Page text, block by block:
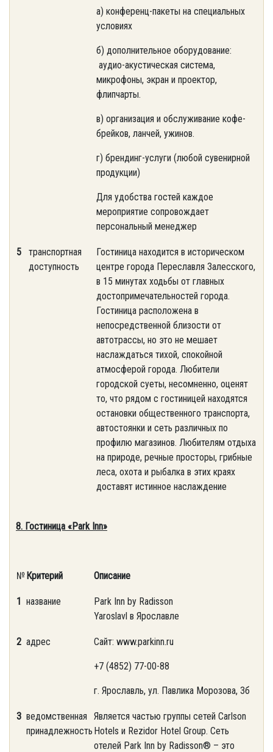
а) конференц-пакеты на специальных
условиях
б) дополнительное оборудование:
аудио-акустическая система,
микрофоны, экран и проектор,
флипчарты.
в) организация и обслуживание кофе-
брейков, ланчей, ужинов.
г) брендинг-услуги (любой сувенирной
продукции)
Для удобства гостей каждое
мероприятие сопровождает
персональный менеджер
5
транспортная
доступность
Гостиница находится в историческом
центре города Переславля Залесского,
в 15 минутах ходьбы от главных
достопримечательностей города.
Гостиница расположена в
непосредственной близости от
автотрассы, но это не мешает
наслаждаться тихой, спокойной
атмосферой города. Любители
городской суеты, несомненно, оценят
то, что рядом с гостиницей находятся
остановки общественного транспорта,
автостоянки и сеть различных по
профилю магазинов. Любителям отдыха
на природе, речные просторы, грибные
леса, охота и рыбалка в этих краях
доставят истинное наслаждение
8. Гостиница «Park Inn»
№ Критерий Описание
1 название
Park Inn by Radisson
Yaroslavl в Ярославле
2 адрес Сайт: www.parkinn.ru
+7 (4852) 77-00-88
г. Ярославль, ул. Павлика Морозова, 3б
3 ведомственная
принадлежность
Является частью группы сетей Carlson
Hotels и Rezidor Hotel Group. Сеть
отелей Park Inn by Radisson® – это